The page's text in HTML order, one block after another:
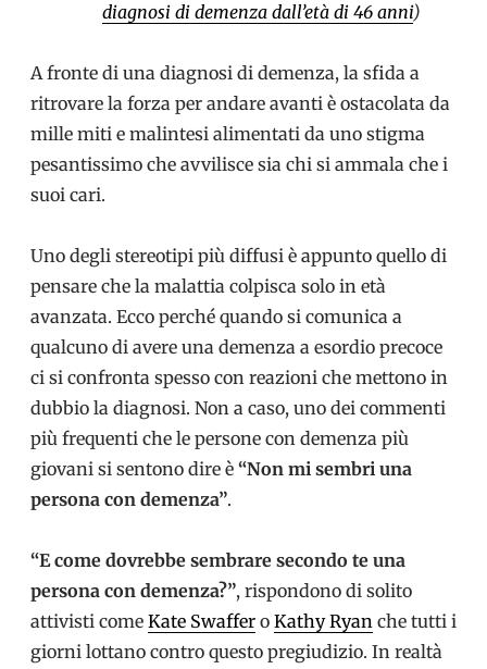
diagnosi di demenza dall’età di 46 anni)
A fronte di una diagnosi di demenza, la sfida a
ritrovare la forza per andare avanti è ostacolata da
mille miti e malintesi alimentati da uno stigma
pesantissimo che avvilisce sia chi si ammala che i
suoi cari.
Uno degli stereotipi più diffusi è appunto quello di
pensare che la malattia colpisca solo in età
avanzata. Ecco perché quando si comunica a
qualcuno di avere una demenza a esordio precoce
ci si confronta spesso con reazioni che mettono in
dubbio la diagnosi. Non a caso, uno dei commenti
più frequenti che le persone con demenza più
giovani si sentono dire è “Non mi sembri una
persona con demenza”.
“E come dovrebbe sembrare secondo te una
persona con demenza?”, rispondono di solito
attivisti come Kate Swaffer o Kathy Ryan che tutti i
giorni lottano contro questo pregiudizio. In realtà